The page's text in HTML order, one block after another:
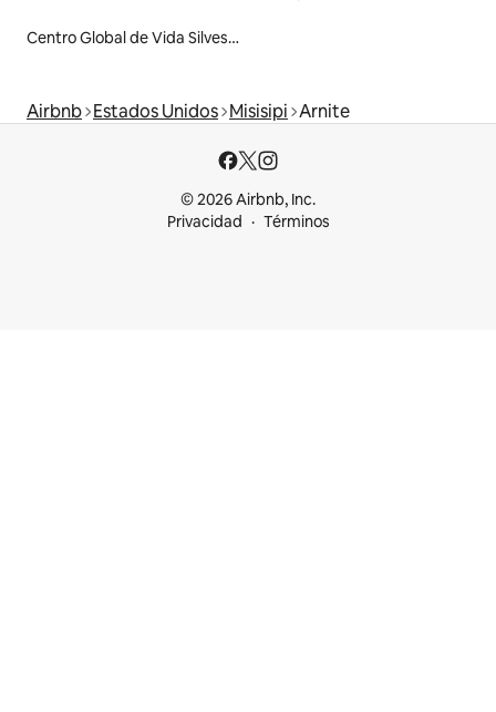
Centro Global de Vida Silvestre
Airbnb Estados Unidos Misisipi Arnite
© 2026 Airbnb, Inc.
Privacidad
Términos